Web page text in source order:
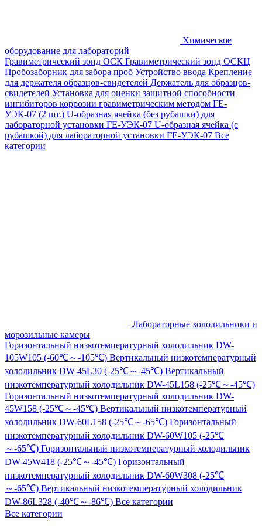
Химическое
оборудование для лабораторий
Гравиметрический зонд ОСК Гравиметрический зонд ОСКЦ
Пробозаборник для забора проб Устройство ввода Крепление
для держателя образцов-свидетелей Держатель для образцов-
свидетелей Установка для оценки защитной способности
ингибиторов коррозии гравиметрическим методом ГЕ-
УЭК-07 (2 шт.) U-образная ячейка (без рубашки) для
лабораторной установки ГЕ-УЭК-07 U-образная ячейка (с
рубашкой) для лабораторной установки ГЕ-УЭК-07 Все
категории
Лабораторные холодильники и
морозильные камеры
Горизонтальный низкотемпературный холодильник DW-
105W105 (-60℃～-105℃) Вертикальный низкотемпературный
холодильник DW-45L30 (-25℃～-45℃) Вертикальный
низкотемпературный холодильник DW-45L158 (-25℃～-45℃)
Горизонтальный низкотемпературный холодильник DW-
45W158 (-25℃～-45℃) Вертикальный низкотемпературный
холодильник DW-60L158 (-25℃～-65℃) Горизонтальный
низкотемпературный холодильник DW-60W105 (-25℃
～-65℃) Горизонтальный низкотемпературный холодильник
DW-45W418 (-25℃～-45℃) Горизонтальный
низкотемпературный холодильник DW-60W308 (-25℃
～-65℃) Вертикальный низкотемпературный холодильник
DW-86L328 (-40℃～-86℃) Все категории
Все категории